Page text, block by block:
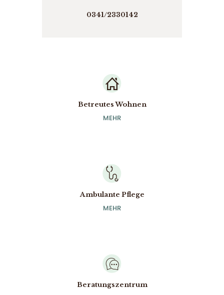
0341/2330142
Betreutes Wohnen
MEHR
Betreutes Wohnen
Ambulante Pflege
MEHR
Ambulante Pflege
Beratungszentrum
Beratungszentrum